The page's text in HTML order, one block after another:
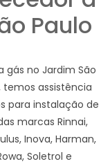
Paulo
gás no Jardim São
temos assistência
para instalação de
marcas Rinnai,
Inova, Harman,
Soletrol e